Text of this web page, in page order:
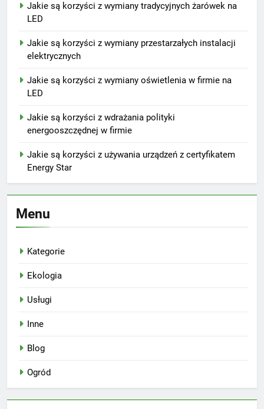
Jakie są korzyści z wymiany tradycyjnych żarówek na
LED
Jakie są korzyści z wymiany przestarzałych instalacji
elektrycznych
Jakie są korzyści z wymiany oświetlenia w firmie na
LED
Jakie są korzyści z wdrażania polityki
energooszczędnej w firmie
Jakie są korzyści z używania urządzeń z certyfikatem
Energy Star
Menu
Kategorie
Ekologia
Usługi
Inne
Blog
Ogród